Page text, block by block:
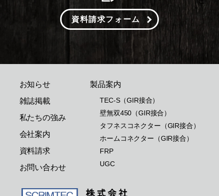
資料請求フォーム
お知らせ
雑誌掲載
私たちの強み
会社案内
資料請求
お問い合わせ
製品案内
TEC-S（GIR接合）
壁無双450（GIR接合）
タフネスコネクター（GIR接合）
ホームコネクター（GIR接合）
FRP
UGC